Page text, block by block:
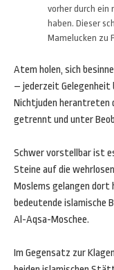
vorher durch ein
haben. Dieser
Mamelucken zu
Atem holen, sich
– jederzeit Gelegenheit
Nichtjuden herantreten
getrennt und unter
Schwer vorstellbar ist
Steine auf die
Moslems gelangen dort
bedeutende islamische
Al-Aqsa-Moschee.
Im Gegensatz zur